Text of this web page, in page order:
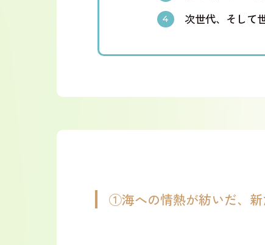
次世代、そして
①海への情熱が紡いだ、